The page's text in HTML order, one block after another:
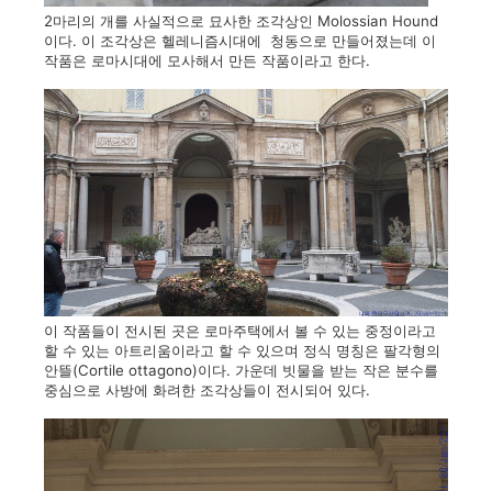
2마리의 개를 사실적으로 묘사한 조각상인 Molossian Hound
이다. 이 조각상은 헬레니즘시대에 청동으로 만들어졌는데 이
작품은 로마시대에 모사해서 만든 작품이라고 한다.
이 작품들이 전시된 곳은 로마주택에서 볼 수 있는 중정이라고
할 수 있는 아트리움이라고 할 수 있으며 정식 명칭은 팔각형의
안뜰(Cortile ottagono)이다. 가운데 빗물을 받는 작은 분수를
중심으로 사방에 화려한 조각상들이 전시되어 있다.